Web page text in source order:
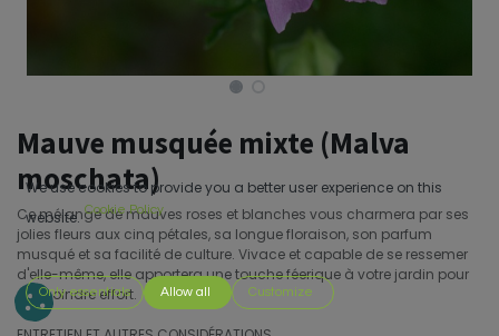
Mauve musquée mixte (Malva
moschata)
Ce mélange de mauves roses et blanches vous charmera par ses
jolies fleurs aux cinq pétales, sa longue floraison, son parfum
musqué et sa facilité de culture. Vivace et capable de se ressemer
d'elle-même, elle apportera une touche féerique à votre jardin pour
un moindre effort.
We use cookies to provide you a better user experience on this
website. Cookie Policy
Only essentials Allow all Customize